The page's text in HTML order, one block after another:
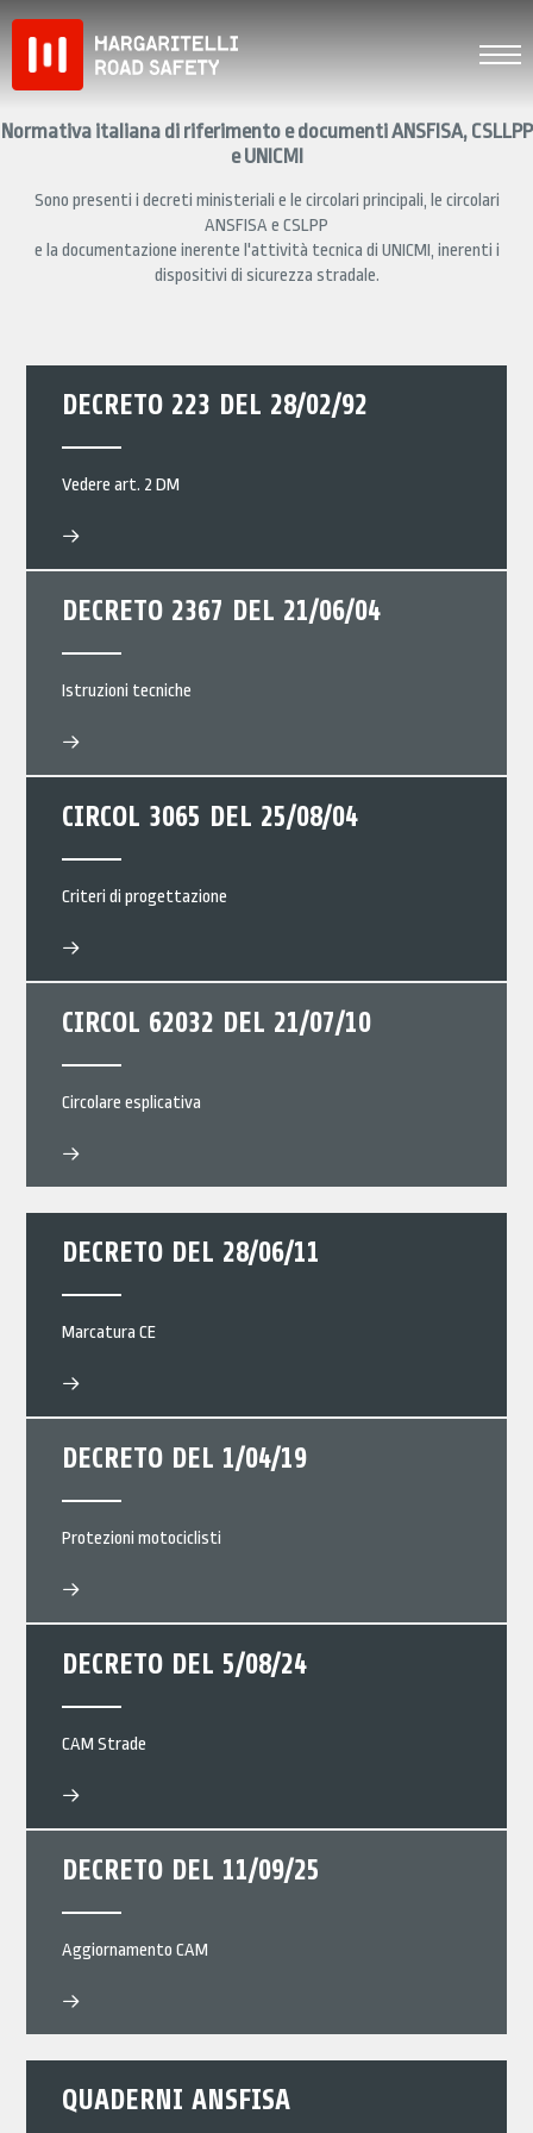
content
Normativa italiana di riferimento e documenti ANSFISA, CSLLPP
e UNICMI
Sono presenti i decreti ministeriali e le circolari principali, le circolari
ANSFISA e CSLPP
e la documentazione inerente l'attività tecnica di UNICMI, inerenti i
dispositivi di sicurezza stradale.
DECRETO 223 DEL 28/02/92
Vedere art. 2 DM
DECRETO 2367 DEL 21/06/04
Istruzioni tecniche
CIRCOL 3065 DEL 25/08/04
Criteri di progettazione
CIRCOL 62032 DEL 21/07/10
Circolare esplicativa
DECRETO DEL 28/06/11
Marcatura CE
DECRETO DEL 1/04/19
Protezioni motociclisti
DECRETO DEL 5/08/24
CAM Strade
DECRETO DEL 11/09/25
Aggiornamento CAM
QUADERNI ANSFISA